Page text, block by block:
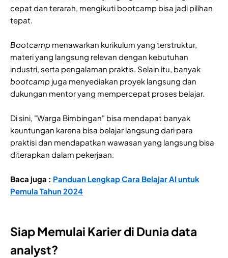
cepat dan terarah, mengikuti bootcamp bisa jadi pilihan
tepat.
Bootcamp menawarkan kurikulum yang terstruktur,
materi yang langsung relevan dengan kebutuhan
industri, serta pengalaman praktis. Selain itu, banyak
bootcamp juga menyediakan proyek langsung dan
dukungan mentor yang mempercepat proses belajar.
Di sini, "Warga Bimbingan" bisa mendapat banyak
keuntungan karena bisa belajar langsung dari para
praktisi dan mendapatkan wawasan yang langsung bisa
diterapkan dalam pekerjaan.
Baca juga : Panduan Lengkap Cara Belajar AI untuk
Pemula Tahun 2024
Siap Memulai Karier di Dunia data
analyst?